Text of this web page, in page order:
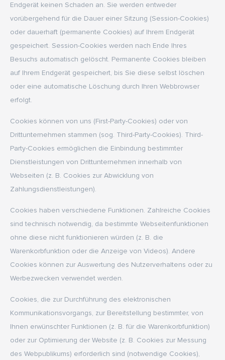
Endgerät keinen Schaden an. Sie werden entweder
vorübergehend für die Dauer einer Sitzung (Session-Cookies)
oder dauerhaft (permanente Cookies) auf Ihrem Endgerät
gespeichert. Session-Cookies werden nach Ende Ihres
Besuchs automatisch gelöscht. Permanente Cookies bleiben
auf Ihrem Endgerät gespeichert, bis Sie diese selbst löschen
oder eine automatische Löschung durch Ihren Webbrowser
erfolgt.
Cookies können von uns (First-Party-Cookies) oder von
Drittunternehmen stammen (sog. Third-Party-Cookies). Third-
Party-Cookies ermöglichen die Einbindung bestimmter
Dienstleistungen von Drittunternehmen innerhalb von
Webseiten (z. B. Cookies zur Abwicklung von
Zahlungsdienstleistungen).
Cookies haben verschiedene Funktionen. Zahlreiche Cookies
sind technisch notwendig, da bestimmte Webseitenfunktionen
ohne diese nicht funktionieren würden (z. B. die
Warenkorbfunktion oder die Anzeige von Videos). Andere
Cookies können zur Auswertung des Nutzerverhaltens oder zu
Werbezwecken verwendet werden.
Cookies, die zur Durchführung des elektronischen
Kommunikationsvorgangs, zur Bereitstellung bestimmter, von
Ihnen erwünschter Funktionen (z. B. für die Warenkorbfunktion)
oder zur Optimierung der Website (z. B. Cookies zur Messung
des Webpublikums) erforderlich sind (notwendige Cookies),